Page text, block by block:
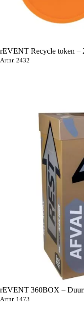
rEVENT Recycle token –
Artnr. 2432
rEVENT 360BOX –
Artnr. 1473